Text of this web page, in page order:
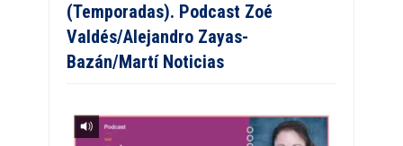
(Temporadas). Podcast Zoé
Valdés/Alejandro Zayas-
Bazán/Martí Noticias